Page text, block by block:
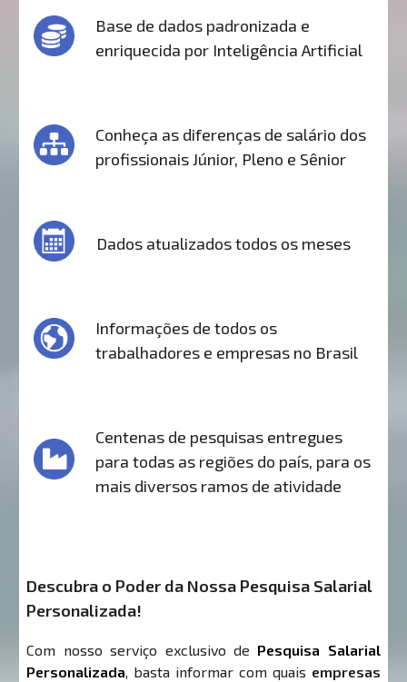
Base de dados padronizada e
enriquecida por Inteligência Artificial
Conheça as diferenças de salário dos
profissionais Júnior, Pleno e Sênior
Dados atualizados todos os meses
Informações de todos os
trabalhadores e empresas no Brasil
Centenas de pesquisas entregues
para todas as regiões do país, para os
mais diversos ramos de atividade
Descubra o Poder da Nossa Pesquisa Salarial
Personalizada!
Com nosso serviço exclusivo de Pesquisa Salarial
Personalizada, basta informar com quais empresas